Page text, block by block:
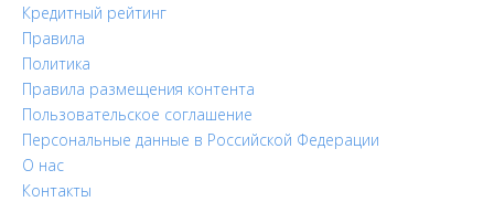
Кредитный рейтинг
Правила
Политика
Правила размещения контента
Пользовательское соглашение
Персональные данные в Российской Федерации
О нас
Контакты